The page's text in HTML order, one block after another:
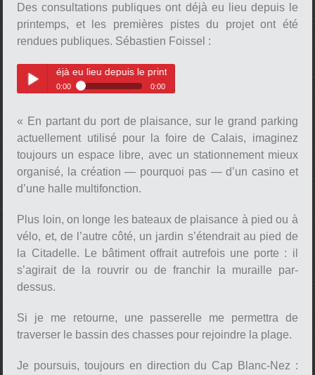
Des consultations publiques ont déjà eu lieu depuis le
printemps, et les premières pistes du projet ont été
rendues publiques. Sébastien Foissel :
Play /
pause
eu lieu depuis le printemps, et les premières pistes du projet
0:00 0:00
déjà eu lieu depuis le printemps,
et les premières pistes du projet
ont été rendues publiques.
Sébastien Foissel : Son :
251010papsebarcouest Tps : 59''
« En partan
« En partant du port de plaisance, sur le grand parking
actuellement utilisé pour la foire de Calais, imaginez
toujours un espace libre, avec un stationnement mieux
organisé, la création — pourquoi pas — d’un casino et
d’une halle multifonction.
Plus loin, on longe les bateaux de plaisance à pied ou à
vélo, et, de l’autre côté, un jardin s’étendrait au pied de
la Citadelle. Le bâtiment offrait autrefois une porte : il
s’agirait de la rouvrir ou de franchir la muraille par-
dessus.
Si je me retourne, une passerelle me permettra de
traverser le bassin des chasses pour rejoindre la plage.
Je poursuis, toujours en direction du Cap Blanc-Nez :